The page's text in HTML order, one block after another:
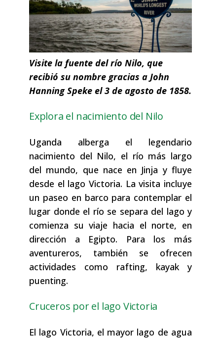
Visite la fuente del río Nilo, que
recibió su nombre gracias a John
Hanning Speke el 3 de agosto de 1858.
Explora el nacimiento del Nilo
Uganda alberga el legendario
nacimiento del Nilo, el río más largo
del mundo, que nace en Jinja y fluye
desde el lago Victoria. La visita incluye
un paseo en barco para contemplar el
lugar donde el río se separa del lago y
comienza su viaje hacia el norte, en
dirección a Egipto. Para los más
aventureros, también se ofrecen
actividades como rafting, kayak y
puenting.
Cruceros por el lago Victoria
El lago Victoria, el mayor lago de agua